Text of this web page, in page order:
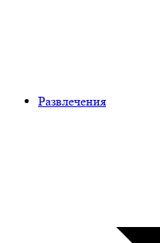
Развлечения